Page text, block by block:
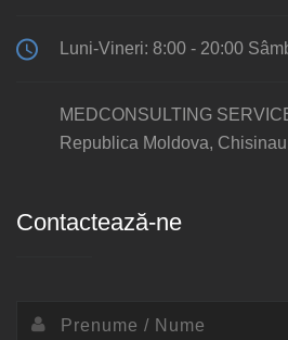
Luni-Vineri: 8:00 - 20:00
MEDCONSULTING
Republica Moldova,
Contactează-ne